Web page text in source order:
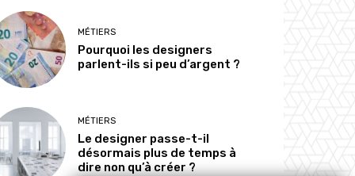
MÉTIERS
Pourquoi les designers
parlent-ils si peu d’argent ?
MÉTIERS
Le designer passe-t-il
désormais plus de temps à
dire non qu’à créer ?